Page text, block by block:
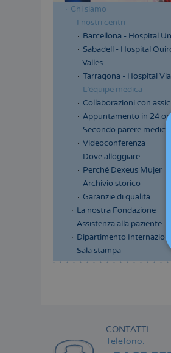
Menú
lateral
cabecera
Chi siamo
I nostri centri
Barcellona - Hospital
Sabadell - Hospital
Vallés
Tarragona - Hospital
L'équipe medica
Collaborazioni con
Appuntamento in 24 ore
Secondo parere medico
Videoconferenza
Dove alloggiare
Perché Dexeus Mujer
Archivio storico
Garanzie di qualità
La nostra Fondazione
Assistenza alla paziente
Dipartimento
Sala stampa
CONTATTI
Telefono: